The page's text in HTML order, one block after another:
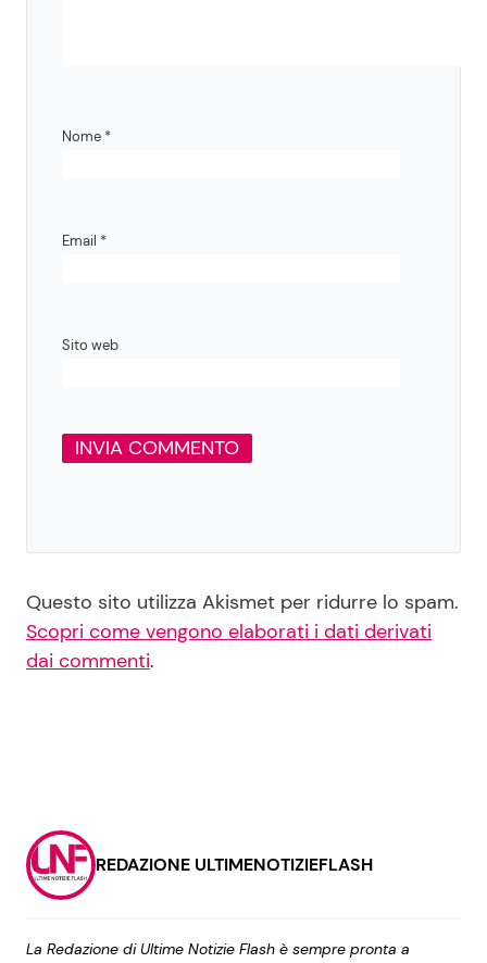
Nome *
Email *
Sito web
Questo sito utilizza Akismet per ridurre lo spam.
Scopri come vengono elaborati i dati derivati
dai commenti.
REDAZIONE ULTIMENOTIZIEFLASH
La Redazione di Ultime Notizie Flash è sempre pronta a